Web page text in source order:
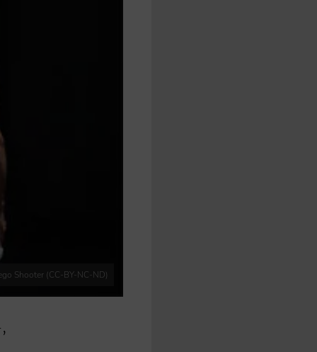
Shooter (CC-BY-NC-ND)